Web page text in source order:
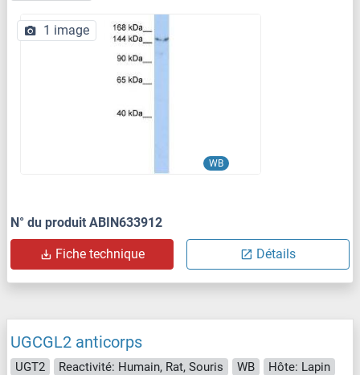
WB
1 image
N° du produit ABIN633912
Fiche technique Détails
UGCGL2 anticorps
UGT2 Reactivité: Humain, Rat, Souris WB
Hôte: Lapin